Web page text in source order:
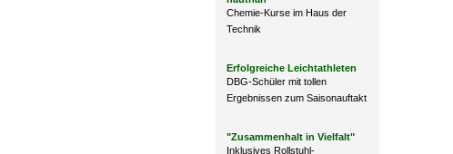
Chemie-Kurse im Haus der
Technik
Erfolgreiche Leichtathleten
DBG-Schüler mit tollen
Ergebnissen zum Saisonauftakt
"Zusammenhalt in Vielfalt"
Inklusives Rollstuhl-